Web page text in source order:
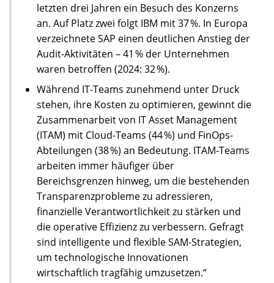
letzten drei Jahren ein Besuch des Konzerns
an. Auf Platz zwei folgt IBM mit 37 %. In Europa
verzeichnete SAP einen deutlichen Anstieg der
Audit-Aktivitäten – 41 % der Unternehmen
waren betroffen (2024: 32 %).
Während IT-Teams zunehmend unter Druck
stehen, ihre Kosten zu optimieren, gewinnt die
Zusammenarbeit von IT Asset Management
(ITAM) mit Cloud-Teams (44 %) und FinOps-
Abteilungen (38 %) an Bedeutung. ITAM-Teams
arbeiten immer häufiger über
Bereichsgrenzen hinweg, um die bestehenden
Transparenzprobleme zu adressieren,
finanzielle Verantwortlichkeit zu stärken und
die operative Effizienz zu verbessern. Gefragt
sind intelligente und flexible SAM-Strategien,
um technologische Innovationen
wirtschaftlich tragfähig umzusetzen.“